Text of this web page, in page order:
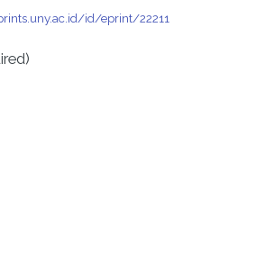
id/eprint/22211